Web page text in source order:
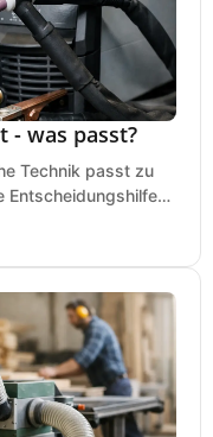
- was passt?
Technik passt zu
Entscheidungshilfe